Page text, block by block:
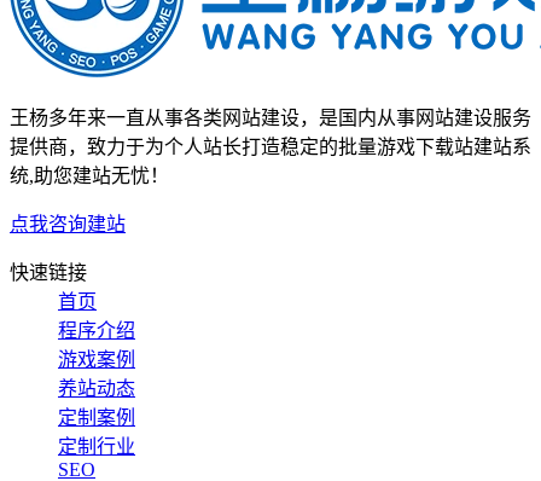
王杨多年来一直从事各类网站建设，是国内从事网站建设服务
提供商，致力于为个人站长打造稳定的批量游戏下载站建站系
统,助您建站无忧！
点我咨询建站
快速链接
首页
程序介绍
游戏案例
养站动态
定制案例
定制行业
SEO